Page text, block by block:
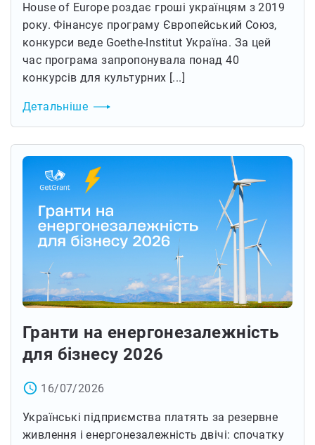
House of Europe роздає гроші українцям з 2019
року. Фінансує програму Європейський Союз,
конкурси веде Goethe-Institut Україна. За цей
час програма запропонувала понад 40
конкурсів для культурних [...]
Детальніше
Гранти на енергонезалежність
для бізнесу 2026
access_time 16/07/2026
Українські підприємства платять за резервне
живлення і енергонезалежність двічі: спочатку